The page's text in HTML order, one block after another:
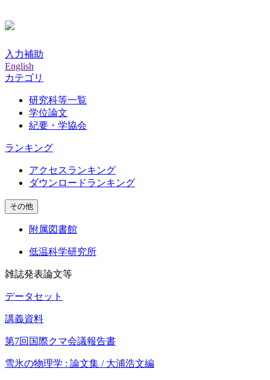
入力補助
English
カテゴリ
研究科等一覧
学位論文
紀要・学協会
ランキング
アクセスランキング
ダウンロードランキング
その他
附属図書館
低温科学研究所
雑誌発表論文等
データセット
講義資料
第7回国際クマ会議報告書
雪氷の物理学 : 論文集 / 大浦浩文編